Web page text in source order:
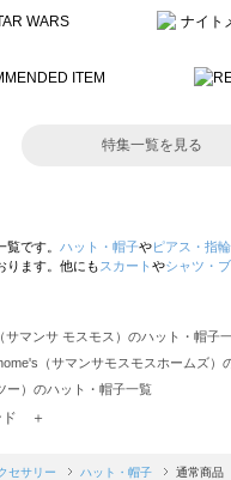
特集一覧を見る
覧です。 ハット・帽子やピアス・指輪
ります。他にも スカート やシャツ・
サマンサ モスモス）のハット・帽子
（サマンサモスモスホームズ）
ー）のハット・帽子一覧
Mos2（ツハルバイサマンサモ
（サマンサモスモス ブルー）のハ
ド ＋
セサリー ハット・帽子 通常商品